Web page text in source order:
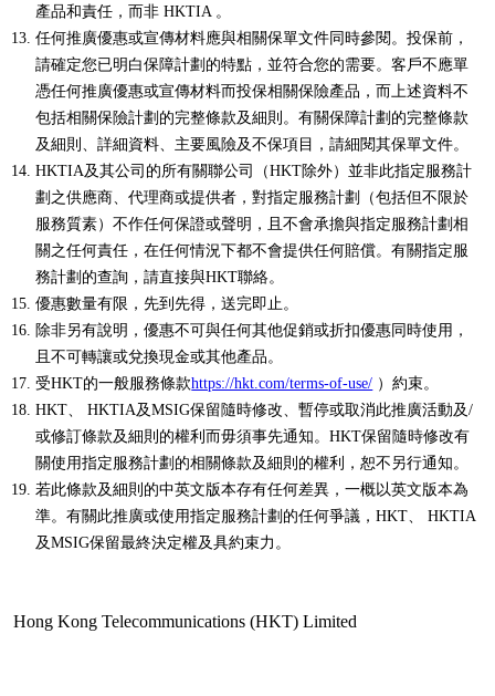
產品和責任，而非 HKTIA 。
任何推廣優惠或宣傳材料應與相關保單文件同時參閱。投保前，
請確定您已明白保障計劃的特點，並符合您的需要。客戶不應單
憑任何推廣優惠或宣傳材料而投保相關保險產品，而上述資料不
包括相關保險計劃的完整條款及細則。有關保障計劃的完整條款
及細則、詳細資料、主要風險及不保項目，請細閱其保單文件。
HKTIA及其公司的所有關聯公司（HKT除外）並非此指定服務計
劃之供應商、代理商或提供者，對指定服務計劃（包括但不限於
服務質素）不作任何保證或聲明，且不會承擔與指定服務計劃相
關之任何責任，在任何情況下都不會提供任何賠償。有關指定服
務計劃的查詢，請直接與HKT聯絡。
優惠數量有限，先到先得，送完即止。
除非另有說明，優惠不可與任何其他促銷或折扣優惠同時使用，
且不可轉讓或兌換現金或其他產品。
受HKT的一般服務條款https://hkt.com/terms-of-use/ ）約束。
HKT、 HKTIA及MSIG保留隨時修改、暫停或取消此推廣活動及/
或修訂條款及細則的權利而毋須事先通知。HKT保留隨時修改有
關使用指定服務計劃的相關條款及細則的權利，恕不另行通知。
若此條款及細則的中英文版本存有任何差異，一概以英文版本為
準。有關此推廣或使用指定服務計劃的任何爭議，HKT、 HKTIA
及MSIG保留最終決定權及具約束力。
Hong Kong Telecommunications (HKT) Limited